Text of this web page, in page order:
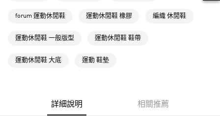
每筆NT$80，滿NT$1,500(含以上)免運費
付款後萊爾富取貨
7-11取貨付款
每筆NT$80，滿NT$1,500(含以上)免運費
forum 運動休閒鞋 運動休閒鞋 橡膠 編織 休閒鞋
運動休閒鞋 一般版型 運動休閒鞋 鞋帶
運動休閒鞋 大底 運動 鞋墊
詳細說明 相關推薦